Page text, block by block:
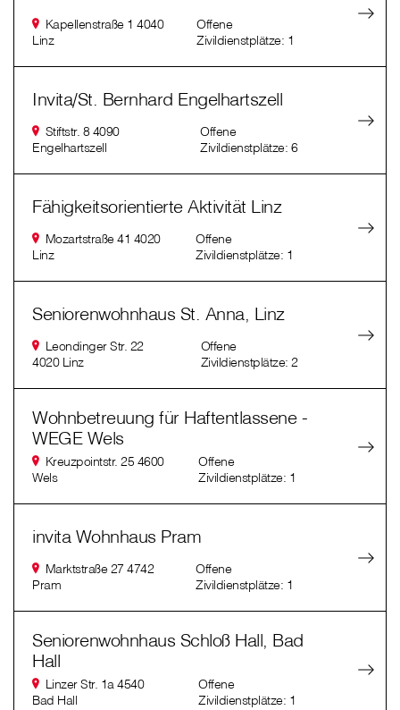
Kapellenstraße 1 4040
Linz
Offene
Zivildienstplätze: 1
Invita/St. Bernhard Engelhartszell
Stiftstr. 8 4090
Engelhartszell
Offene
Zivildienstplätze: 6
Fähigkeitsorientierte Aktivität Linz
Mozartstraße 41 4020
Linz
Offene
Zivildienstplätze: 1
Seniorenwohnhaus St. Anna, Linz
Leondinger Str. 22
4020 Linz
Offene
Zivildienstplätze: 2
Wohnbetreuung für Haftentlassene -
WEGE Wels
Kreuzpointstr. 25 4600
Wels
Offene
Zivildienstplätze: 1
invita Wohnhaus Pram
Marktstraße 27 4742
Pram
Offene
Zivildienstplätze: 1
Seniorenwohnhaus Schloß Hall, Bad
Hall
Linzer Str. 1a 4540
Bad Hall
Offene
Zivildienstplätze: 1